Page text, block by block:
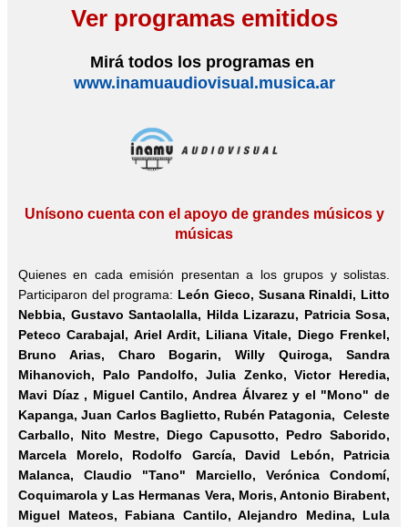
Ver programas emitidos
Mirá todos los programas en
www.inamuaudiovisual.musica.ar
Unísono cuenta con el apoyo de grandes músicos y
músicas
Quienes en cada emisión presentan a los grupos y solistas.
Participaron del programa: León Gieco, Susana Rinaldi, Litto
Nebbia, Gustavo Santaolalla, Hilda Lizarazu, Patricia Sosa,
Peteco Carabajal, Ariel Ardit, Liliana Vitale, Diego Frenkel,
Bruno Arias, Charo Bogarin, Willy Quiroga, Sandra
Mihanovich, Palo Pandolfo, Julia Zenko, Victor Heredia,
Mavi Díaz , Miguel Cantilo, Andrea Álvarez y el "Mono" de
Kapanga, Juan Carlos Baglietto, Rubén Patagonia, Celeste
Carballo, Nito Mestre, Diego Capusotto, Pedro Saborido,
Marcela Morelo, Rodolfo García, David Lebón, Patricia
Malanca, Claudio "Tano" Marciello, Verónica Condomí,
Coquimarola y Las Hermanas Vera, Moris, Antonio Birabent,
Miguel Mateos, Fabiana Cantilo, Alejandro Medina, Lula